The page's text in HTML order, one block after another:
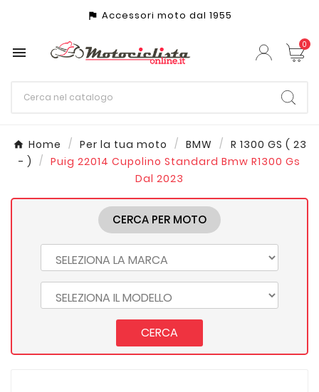
assistant_photo Accessori moto dal 1955
 0
Home Per la tua moto BMW
R 1300 GS ( 23
- )
Puig 22014 Cupolino Standard Bmw R1300 Gs
Dal 2023
CERCA PER MOTO
CERCA